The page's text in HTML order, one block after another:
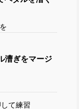
漕ぎをマージ
て練習